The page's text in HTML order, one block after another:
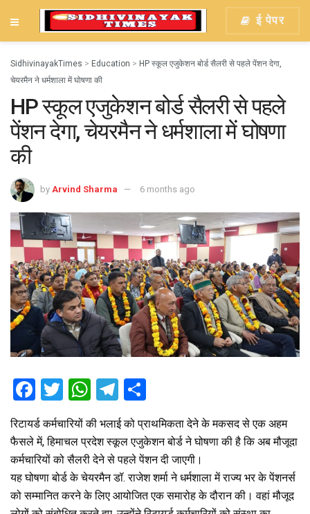
ई पेपर
SidhivinayakTimes > Education > HP स्कूल एजुकेशन बोर्ड सैलरी से पहले पेंशन देगा,
चेयरमैन ने धर्मशाला में घोषणा की
HP स्कूल एजुकेशन बोर्ड सैलरी से पहले
पेंशन देगा, चेयरमैन ने धर्मशाला में घोषणा
की
by Arvind Sharma 6 months ago
F
a
ce
b
o
o
T
wi
tt
er
W
h
at
s
A
p
T
el
e
gr
a
m
ar
e
रिटायर्ड कर्मचारियों की भलाई को प्राथमिकता देने के मकसद से एक अहम
फैसले में, हिमाचल प्रदेश स्कूल एजुकेशन बोर्ड ने घोषणा की है कि अब मौजूदा
कर्मचारियों को सैलरी देने से पहले पेंशन दी जाएगी।
यह घोषणा बोर्ड के चेयरमैन डॉ. राजेश शर्मा ने धर्मशाला में राज्य भर के पेंशनर्स
को सम्मानित करने के लिए आयोजित एक समारोह के दौरान की। वहां मौजूद